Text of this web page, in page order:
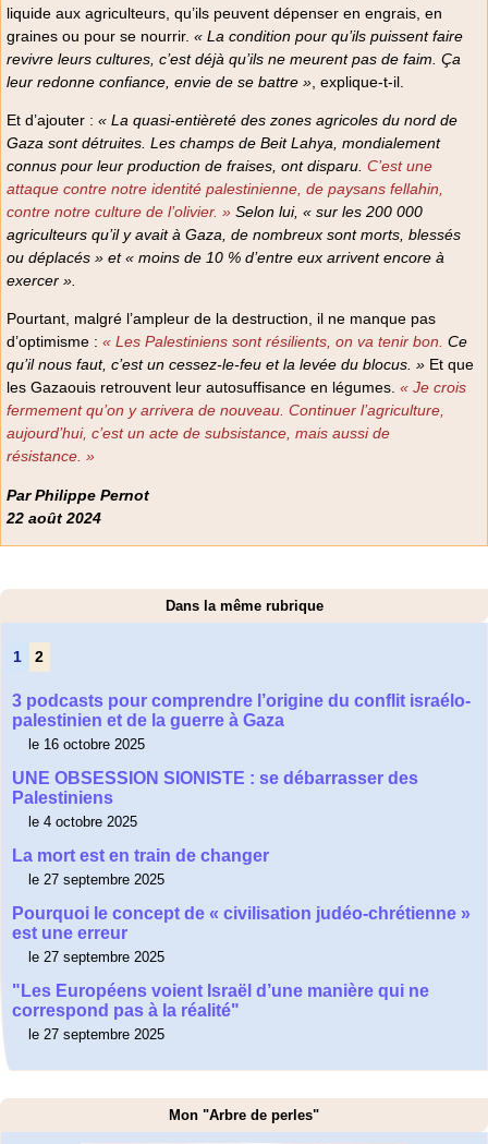
liquide aux agriculteurs, qu’ils peuvent dépenser en engrais, en
graines ou pour se nourrir. « La condition pour qu’ils puissent faire
revivre leurs cultures, c’est déjà qu’ils ne meurent pas de faim. Ça
leur redonne confiance, envie de se battre » , explique-t-il.
Et d’ajouter : « La quasi-entièreté des zones agricoles du nord de
Gaza sont détruites. Les champs de Beit Lahya, mondialement
connus pour leur production de fraises, ont disparu. C’est une
attaque contre notre identité palestinienne, de paysans fellahin,
contre notre culture de l’olivier. » Selon lui, « sur les 200 000
agriculteurs qu’il y avait à Gaza, de nombreux sont morts, blessés
ou déplacés » et « moins de 10 % d’entre eux arrivent encore à
exercer ».
Pourtant, malgré l’ampleur de la destruction, il ne manque pas
d’optimisme : « Les Palestiniens sont résilients, on va tenir bon. Ce
qu’il nous faut, c’est un cessez-le-feu et la levée du blocus. » Et que
les Gazaouis retrouvent leur autosuffisance en légumes. « Je crois
fermement qu’on y arrivera de nouveau. Continuer l’agriculture,
aujourd’hui, c’est un acte de subsistance, mais aussi de
résistance. »
Par Philippe Pernot
22 août 2024
Dans la même rubrique
1 2
3 podcasts pour comprendre l’origine du conflit israélo-
palestinien et de la guerre à Gaza
le 16 octobre 2025
UNE OBSESSION SIONISTE : se débarrasser des
Palestiniens
le 4 octobre 2025
La mort est en train de changer
le 27 septembre 2025
Pourquoi le concept de « civilisation judéo-chrétienne »
est une erreur
le 27 septembre 2025
"Les Européens voient Israël d’une manière qui ne
correspond pas à la réalité"
le 27 septembre 2025
Mon "Arbre de perles"